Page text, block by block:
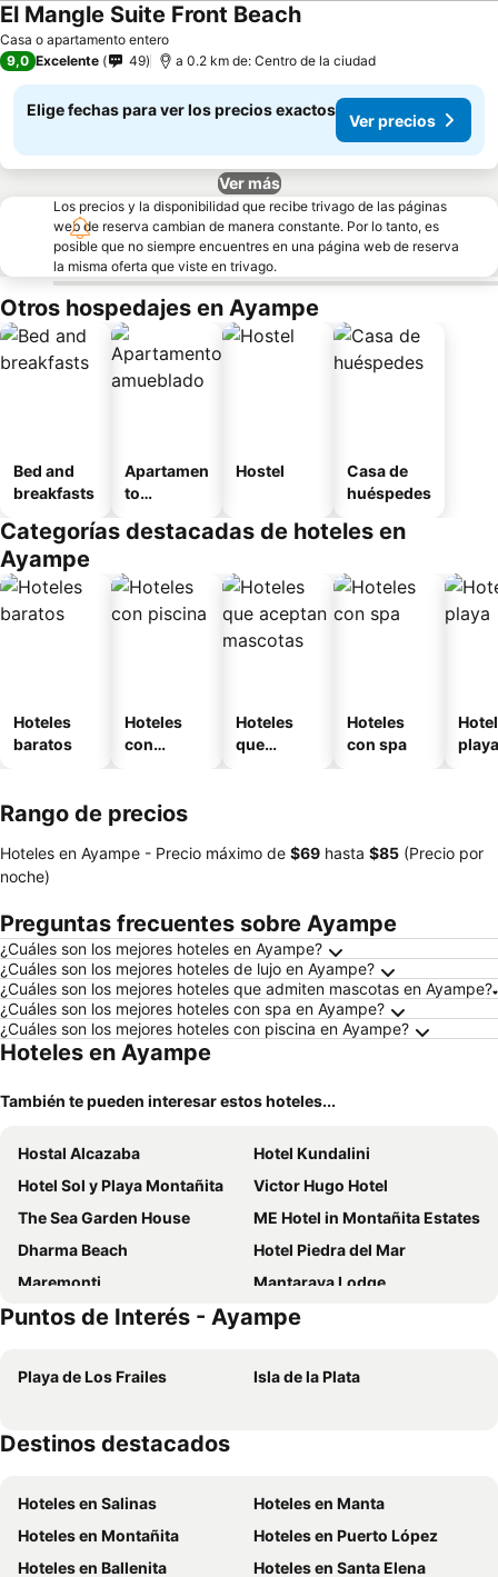
Casa o apartamento entero
El Mangle Suite Front Beach
9,0 Excelente 49 a 0.2 km de: Centro de la ciudad
Elige fechas para ver los precios exactos
Ver precios
Ver más
Los precios y la disponibilidad que recibe trivago de las páginas
web de reserva cambian de manera constante. Por lo tanto, es
posible que no siempre encuentres en una página web de reserva
la misma oferta que viste en trivago.
Otros hospedajes en Ayampe
Bed and
breakfasts
Apartamen
to
o
Hostel
Casa de
huéspedes
Categorías destacadas de hoteles en
Ayampe
Hoteles
baratos
Hoteles
con
Hoteles
que
Hoteles
con spa
playa
Rango de precios
Hoteles en Ayampe - Precio máximo de ‎$69 hasta ‎$85 (Precio por
noche)
Preguntas frecuentes sobre Ayampe
¿Cuáles son los mejores hoteles en Ayampe?
¿Cuáles son los mejores hoteles de lujo en Ayampe?
¿Cuáles son los mejores hoteles que admiten mascotas en Ayampe?
¿Cuáles son los mejores hoteles con spa en Ayampe?
¿Cuáles son los mejores hoteles con piscina en Ayampe?
Hoteles en Ayampe
También te pueden interesar estos hoteles...
Hostal Alcazaba
Hotel Kundalini
Hotel Sol y Playa Montañita
Victor Hugo Hotel
The Sea Garden House
ME Hotel in Montañita Estates
Dharma Beach
Hotel Piedra del Mar
Maremonti
Mantaraya Lodge
Hotel Berlín International
Ocean Blue
Rincón d'Olón Boutique Hotel
Azuluna Ecolodge
Habitaciones Diegomar
Karukera
Sun Place Hosteria
Hotel Brisas del Pacifico #2
Balsa Surf Camp
Palmendros Hosteria
Armonía Lodge
Puntos de Interés - Ayampe
Playa de Los Frailes Isla de la Plata
Destinos destacados
Hoteles en Salinas
Hoteles en Manta
Hoteles en Montañita
Hoteles en Puerto López
Hoteles en Ballenita
Hoteles en Santa Elena